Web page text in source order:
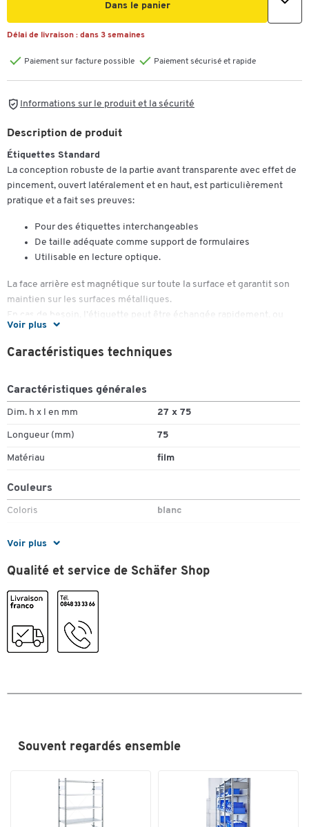
Dans le panier
Délai de livraison : dans 3 semaines
Paiement sur facture possible Paiement sécurisé et rapide
Informations sur le produit et la sécurité
Voir plus
Description de produit
Étiquettes Standard
La conception robuste de la partie avant transparente avec effet de
pincement, ouvert latéralement et en haut, est particulièrement
pratique et a fait ses preuves:
Pour des étiquettes interchangeables
De taille adéquate comme support de formulaires
Utilisable en lecture optique.
La face arrière est magnétique sur toute la surface et garantit son
maintien sur les surfaces métalliques.
En cas de besoin, l’étiquette peut être échangée rapidement, ou
encore l’ensemble peut être déplacé.
Vendu par lot de 100 pièces
Étiquettes Color
Identique au type standard, sauf bordure de couleur de 10 mm en
haut.
Il est plus facile de distinguer des groupes ou des secteurs en
Voir plus
Caractéristiques techniques
Caractéristiques générales
Dim. h x l en mm 27 x 75
Longueur (mm) 75
Matériau film
Couleurs
Coloris blanc
Dimensions
Largeur (mm) 27
Qualité et service de Schäfer Shop
Souvent regardés ensemble